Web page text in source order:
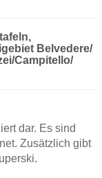
Belvedere/​
​Campitello/​
dar. Es sind
Zusätzlich gibt